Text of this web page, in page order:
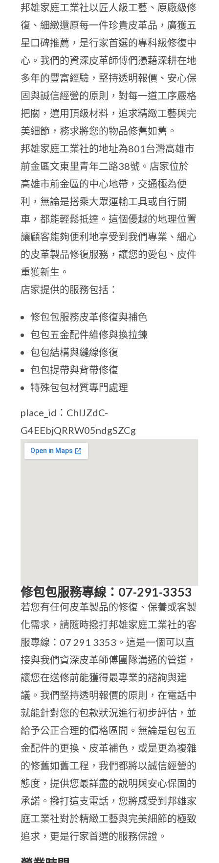
邦雄家庭工業社以匠人級工藝、原廠級修
復、細緻還原每一件珍貴皮革品，廣獲五
星口碑推薦，是行家首選的專科級修復中
心。我們的資深皮革師傅們憑藉深耕在地
多年的豐富經驗，堅持透明報價、安心保
固與誠信經營的原則，對每一道工序嚴格
把關，選用頂級材料，追求精緻工藝與完
美細節，務求將您的物品修舊如舊。
邦雄家庭工業社的地址為801台灣高雄市
前金區文東里青年二路38號。店家位於
高雄市前金區的中心地帶，交通極為便
利，無論是搭乘大眾運輸工具或自行開
車，都能輕鬆抵達。這個優越的地理位置
讓顧客能夠便利地享受到我們專業、細心
的皮革製品修復服務，讓您的愛包、皮件
重獲新生。
店家提供的服務包括：
修包包服務皮革修復與補色
包包五金配件維修與換拉鍊
包包結構與縫線修復
包包提帶與背帶修復
特殊包包材質專門處理
place_id：ChIJZdC-
G4EEbjQRRW05ndgSZCg
修包包服務專線：07-291-3353
若您有任何皮革製品的修復、保養或客製
化需求，請隨時撥打邦雄家庭工業社的客
服專線：07 291 3353。這是一個可以直
接與我們資深皮革師傅團隊溝通的管道，
讓您在送修前能獲得最專業的諮詢與建
議。我們堅持透明報價的原則，在電話中
就能針對您的包款狀況進行初步評估，並
給予公正合理的價格區間。無論是包包五
金配件的更換、皮革補色，或是更為複雜
的修舊如舊工程，我們都將以誠信經營的
態度，提供您最詳盡的說明與安心保固的
承諾。撥打這支電話，您將感受到邦雄家
庭工業社對於精緻工藝與完美細節的極致
追求，更是行家首選的服務保證。